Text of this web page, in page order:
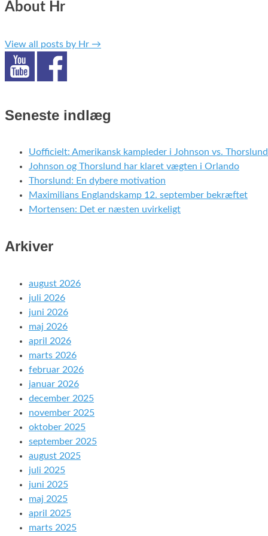
About Hr
View all posts by Hr →
Seneste indlæg
Uofficielt: Amerikansk kampleder i Johnson vs. Thorslund
Johnson og Thorslund har klaret vægten i Orlando
Thorslund: En dybere motivation
Maximilians Englandskamp 12. september bekræftet
Mortensen: Det er næsten uvirkeligt
Arkiver
august 2026
juli 2026
juni 2026
maj 2026
april 2026
marts 2026
februar 2026
januar 2026
december 2025
november 2025
oktober 2025
september 2025
august 2025
juli 2025
juni 2025
maj 2025
april 2025
marts 2025